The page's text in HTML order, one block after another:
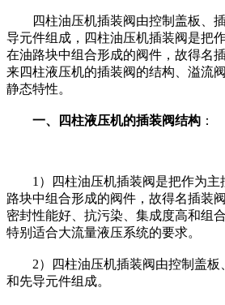
四柱油压机插装阀由控制盖板、
导元件组成，四柱油压机插装阀是把
在油路块中组合形成的阀件，故得名
来四柱液压机的插装阀的结构、溢流
静态特性。
一、四柱液压机的插装阀结构 ：
1）四柱油压机插装阀是把作为主
路块中组合形成的阀件，故得名插装
密封性能好、抗污染、集成度高和组
特别适合大流量液压系统的要求。
2）四柱油压机插装阀由控制盖板
和先导元件组成。